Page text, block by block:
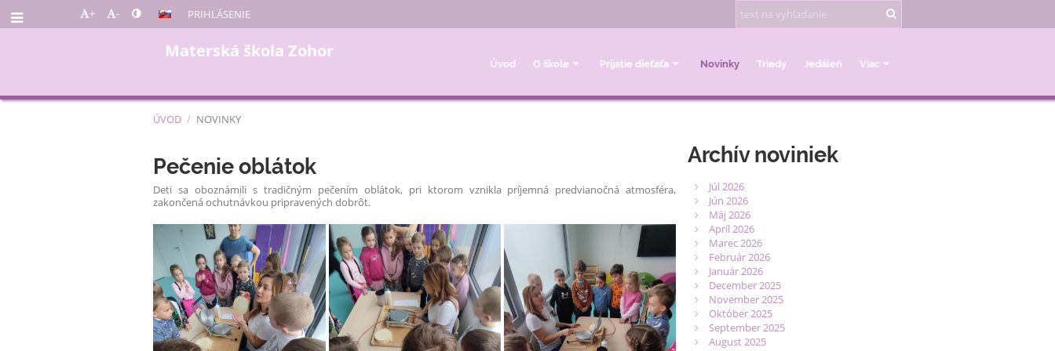
+ - PRIHLÁSENIE
Materská škola Zohor
Úvod O škole Prijatie dieťaťa Novinky Triedy Jedáleň Viac
ÚVOD / NOVINKY
Novinky
Pečenie oblátok
Deti sa oboznámili s tradičným pečením oblátok, pri ktorom vznikla príjemná predvianočná atmosféra,
zakončená ochutnávkou pripravených dobrôt.
Archív noviniek
Júl 2026
Jún 2026
Máj 2026
Apríl 2026
Marec 2026
Február 2026
Január 2026
December 2025
November 2025
Október 2025
September 2025
August 2025